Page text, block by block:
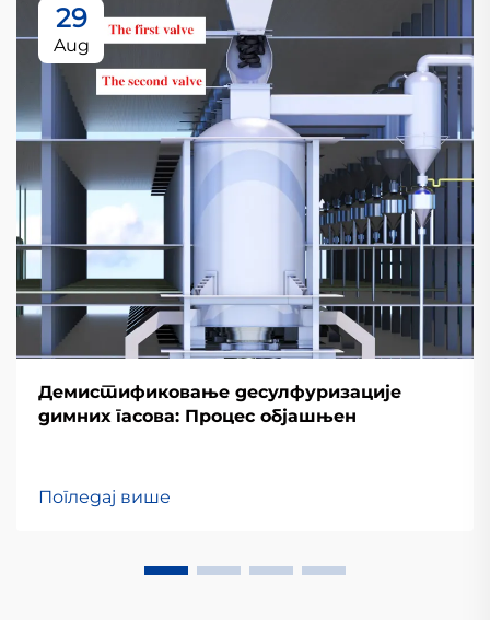
29
Aug
Демистификовање десулфуризације
димних гасова: Процес објашњен
Погледај више